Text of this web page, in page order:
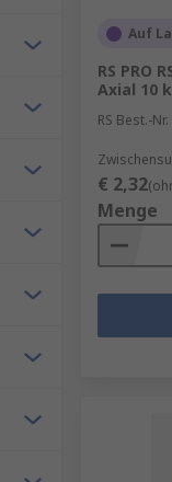
für aktive
Auf
RS PRO
Axial 10
RS Best.-Nr.
€ 2,32
Menge